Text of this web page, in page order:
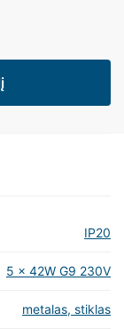
IP20
5 x 42W G9 230V
metalas, stiklas